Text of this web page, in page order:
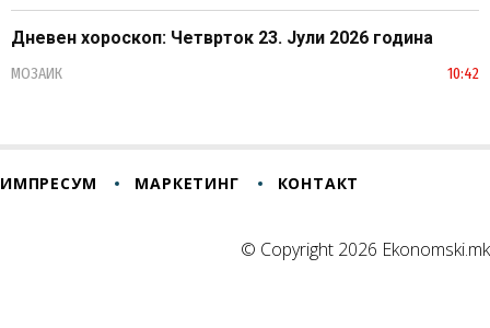
Дневен хороскоп: Четврток 23. Јули 2026 година
МОЗАИК 10:42
ИМПРЕСУМ МАРКЕТИНГ КОНТАКТ
© Copyright 2026 Ekonomski.mk